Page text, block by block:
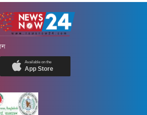
Available on the
App Store